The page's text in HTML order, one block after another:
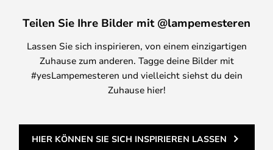
Teilen Sie Ihre Bilder mit @lampemesteren
Lassen Sie sich inspirieren, von einem einzigartigen
Zuhause zum anderen. Tagge deine Bilder mit
#yesLampemesteren und vielleicht siehst du dein
Zuhause hier!
HIER KÖNNEN SIE SICH INSPIRIEREN LASSEN